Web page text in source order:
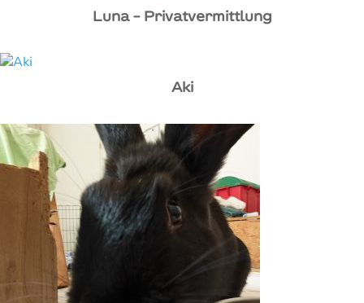
Luna – Privatvermittlung
Aki